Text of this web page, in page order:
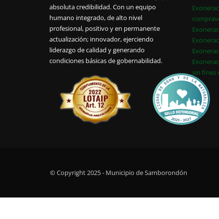
absoluta credibilidad. Con un equipo
humano integrado, de alto nivel
profesional, positivo y en permanente
actualización; innovador, ejerciendo
liderazgo de calidad y generando
condiciones básicas de gobernabilidad.
sin fines
© Copyright 2025 - Municipio de Samborondón